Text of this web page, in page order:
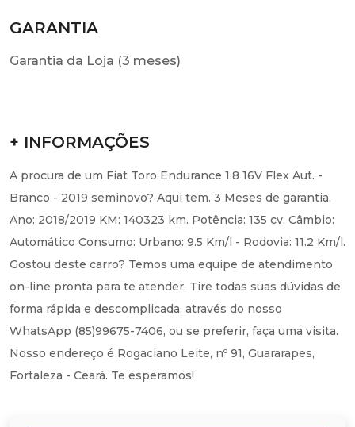
GARANTIA
Garantia da Loja (3 meses)
+ INFORMAÇÕES
A procura de um Fiat Toro Endurance 1.8 16V Flex Aut. -
Branco - 2019 seminovo? Aqui tem. 3 Meses de garantia.
Ano: 2018/2019 KM: 140323 km. Potência: 135 cv. Câmbio:
Automático Consumo: Urbano: 9.5 Km/l - Rodovia: 11.2 Km/l.
Gostou deste carro? Temos uma equipe de atendimento
on-line pronta para te atender. Tire todas suas dúvidas de
forma rápida e descomplicada, através do nosso
WhatsApp (85)99675-7406, ou se preferir, faça uma visita.
Nosso endereço é Rogaciano Leite, nº 91, Guararapes,
Fortaleza - Ceará. Te esperamos!